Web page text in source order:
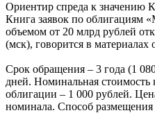
Ориентир спреда к значению
Книга заявок по облигациям
объемом от 20 млрд рублей
(мск), говорится в материалах
Срок обращения – 3 года (1
дней. Номинальная
облигации – 1 000 рублей.
номинала. Способ размещения